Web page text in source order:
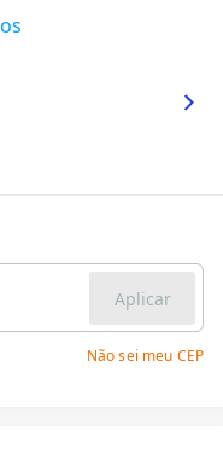
Aplicar
Não sei meu CEP